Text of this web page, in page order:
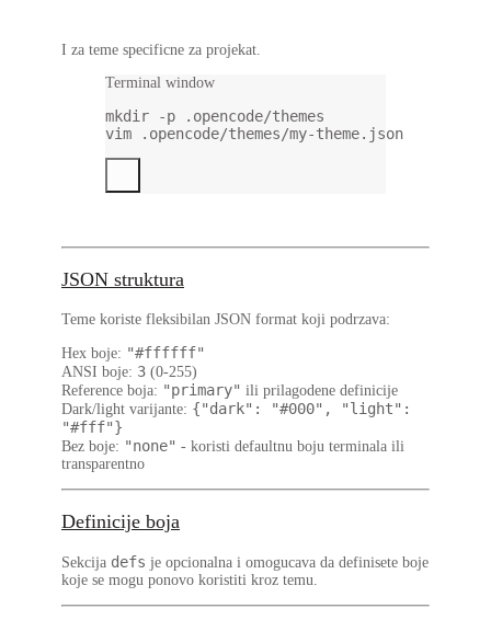
I za teme specificne za projekat.
Terminal window
mkdir -p
.opencode/themes
vim
.opencode/themes/my-theme.json
JSON struktura
Teme koriste fleksibilan JSON format koji podrzava:
Hex boje: "#ffffff"
ANSI boje: 3 (0-255)
Reference boja: "primary" ili prilagodene definicije
Dark/light varijante: {"dark": "#000", "light":
"#fff"}
Bez boje: "none" - koristi defaultnu boju terminala ili
transparentno
Definicije boja
Sekcija defs je opcionalna i omogucava da definisete boje
koje se mogu ponovo koristiti kroz temu.